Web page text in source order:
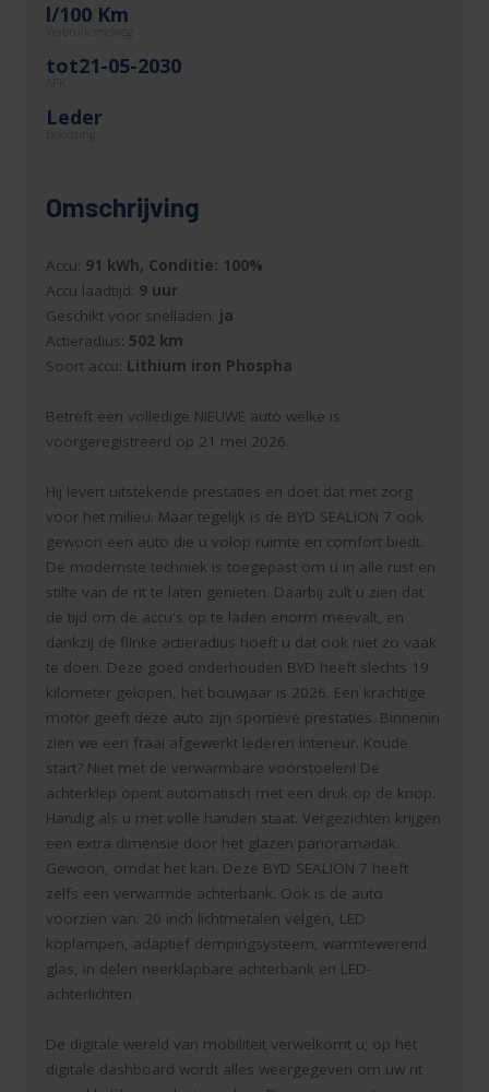
l/100 Km
Verbruik snelweg
tot21-05-2030
Leder
Bekleding
Omschrijving
Accu: 91 kWh, Conditie: 100%
Accu laadtijd: 9 uur
Geschikt voor snelladen: ja
Actieradius: 502 km
Soort accu: Lithium iron Phospha
Betreft een volledige NIEUWE auto welke is
voorgeregistreerd op 21 mei 2026.
Hij levert uitstekende prestaties en doet dat met zorg
voor het milieu. Maar tegelijk is de BYD SEALION 7 ook
gewoon een auto die u volop ruimte en comfort biedt.
De modernste techniek is toegepast om u in alle rust en
stilte van de rit te laten genieten. Daarbij zult u zien dat
de tijd om de accu's op te laden enorm meevalt, en
dankzij de flinke actieradius hoeft u dat ook niet zo vaak
te doen. Deze goed onderhouden BYD heeft slechts 19
kilometer gelopen, het bouwjaar is 2026. Een krachtige
motor geeft deze auto zijn sportieve prestaties. Binnenin
zien we een fraai afgewerkt lederen interieur. Koude
start? Niet met de verwarmbare voorstoelen! De
achterklep opent automatisch met een druk op de knop.
Handig als u met volle handen staat. Vergezichten krijgen
een extra dimensie door het glazen panoramadak.
Gewoon, omdat het kan. Deze BYD SEALION 7 heeft
zelfs een verwarmde achterbank. Ook is de auto
voorzien van: 20 inch lichtmetalen velgen, LED
koplampen, adaptief dempingsysteem, warmtewerend
glas, in delen neerklapbare achterbank en LED-
achterlichten.
De digitale wereld van mobiliteit verwelkomt u; op het
digitale dashboard wordt alles weergegeven om uw rit